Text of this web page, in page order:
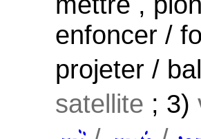
enfoncer /
projeter /
satellite ; 3)